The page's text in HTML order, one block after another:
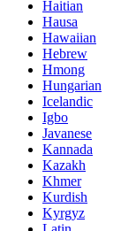
Haitian
Hausa
Hawaiian
Hebrew
Hmong
Hungarian
Icelandic
Igbo
Javanese
Kannada
Kazakh
Khmer
Kurdish
Kyrgyz